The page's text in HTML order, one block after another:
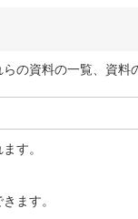
の資料の一覧、資料
す。
ます。